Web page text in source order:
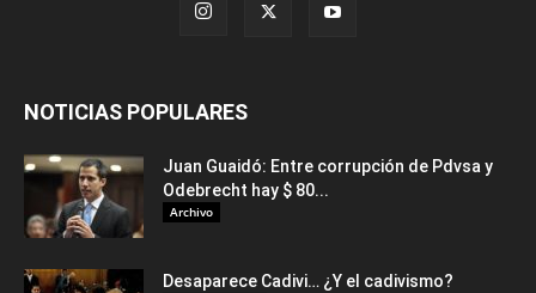
NOTICIAS POPULARES
Juan Guaidó: Entre corrupción de Pdvsa y
Odebrecht hay $ 80...
Archivo
Desaparece Cadivi… ¿Y el cadivismo?